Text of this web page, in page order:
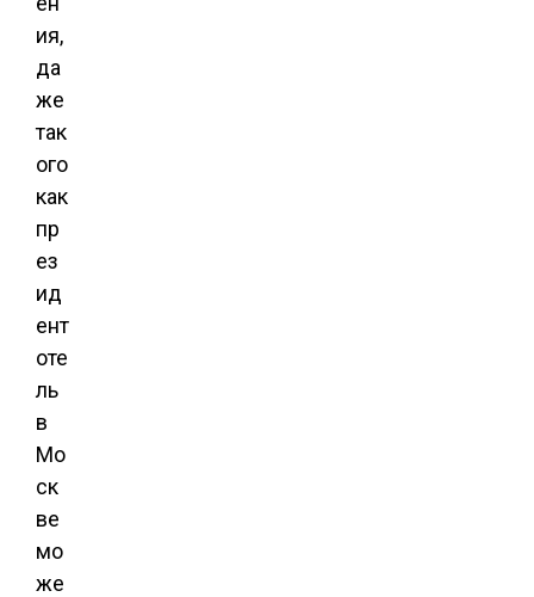
ия,
да
же
так
ого
как
пр
ез
ид
ент
оте
ль
в
Мо
ск
ве
мо
же